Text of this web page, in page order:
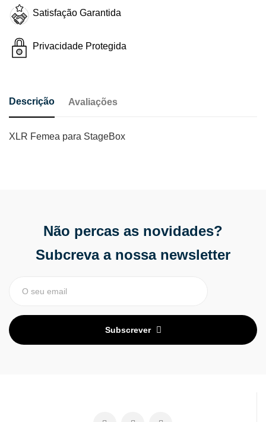
Satisfação Garantida
Privacidade Protegida
Descrição Avaliações
XLR Femea para StageBox
Não percas as novidades?
Subcreva a nossa newsletter
Subscrever